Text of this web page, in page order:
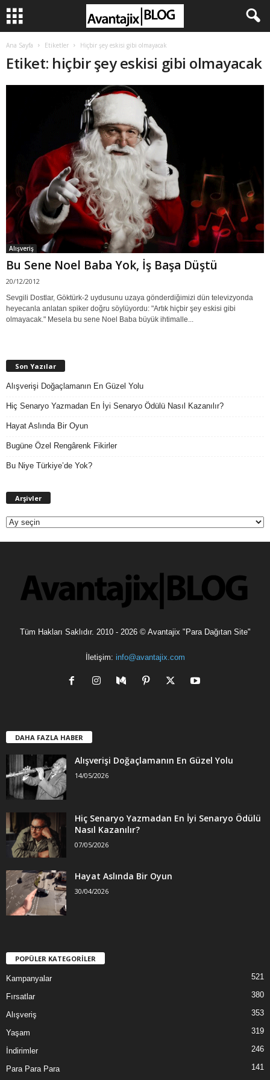
Ana Sayfa Etiketler Hiçbir şey eskisi gibi olmayacak
Etiket: hiçbir şey eskisi gibi olmayacak
Alışveriş
Bu Sene Noel Baba Yok, İş Başa Düştü
20/12/2012
Sevgili Dostlar, Göktürk-2 uydusunu uzaya gönderdiğimizi dün televizyonda
heyecanla anlatan spiker doğru söylüyordu: "Artık hiçbir şey eskisi gibi
olmayacak." Mesela bu sene Noel Baba büyük ihtimalle...
Son Yazılar
Alışverişi Doğaçlamanın En Güzel Yolu
Hiç Senaryo Yazmadan En İyi Senaryo Ödülü Nasıl Kazanılır?
Hayat Aslında Bir Oyun
Bugüne Özel Rengârenk Fikirler
Bu Niye Türkiye’de Yok?
Arşivler
Tüm Hakları Saklıdır. 2010 - 2026 © Avantajix "Para Dağıtan Site"
İletişim: info@avantajix.com
DAHA FAZLA HABER
Alışverişi Doğaçlamanın En Güzel Yolu
14/05/2026
Hiç Senaryo Yazmadan En İyi Senaryo Ödülü
Nasıl Kazanılır?
07/05/2026
Hayat Aslında Bir Oyun
30/04/2026
POPÜLER KATEGORİLER
Kampanyalar 521
Fırsatlar 380
Alışveriş 353
Yaşam 319
İndirimler 246
Para Para Para 141